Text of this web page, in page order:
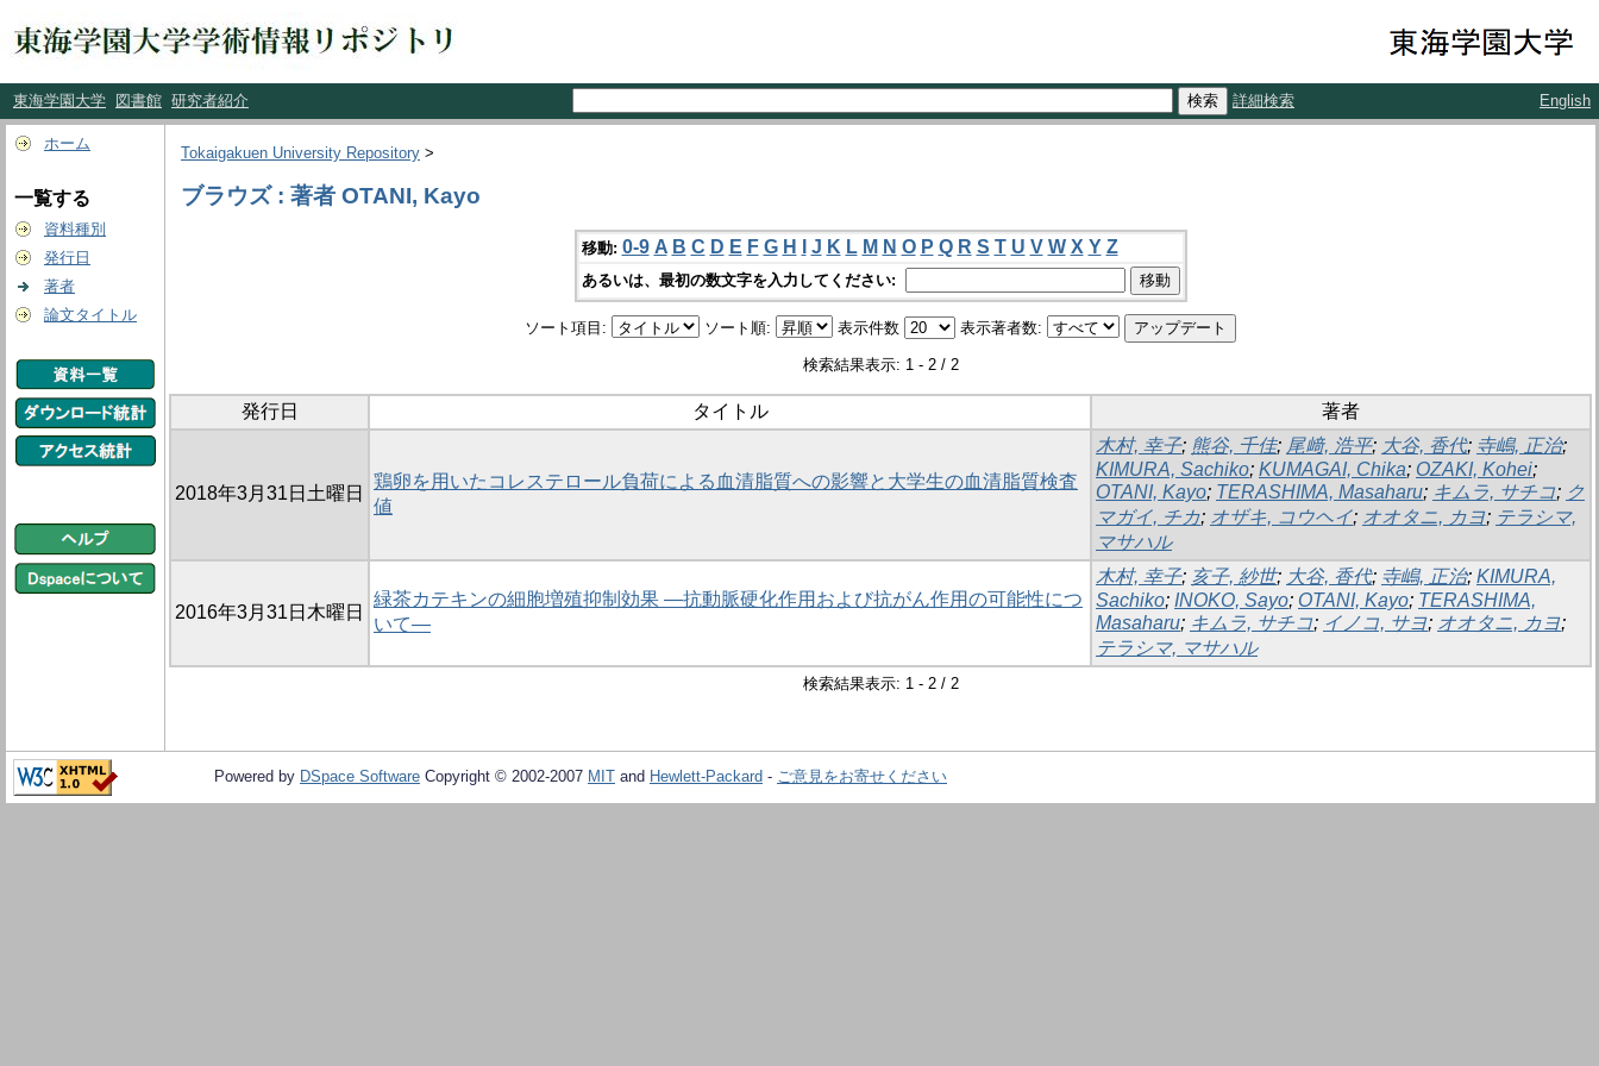
東海学園大学 図書館 研究者紹介 詳細検索 English
ホーム
一覧する
資料種別
発行日
著者
論文タイトル
Tokaigakuen University Repository >
ブラウズ : 著者 OTANI, Kayo
移動: 0-9 A B C D E F G H J K L M N O P Q R S T U V W X Y Z
あるいは、最初の数文字を入力してください:
ソート項目: ソート順: 表示件数 表示著者数:
検索結果表示: 1 - 2 / 2
発行日 タイトル 著者
2018年3月31日土曜日
鶏卵を用いたコレステロール負荷による血清脂質への影響と大学生の血清脂質検査
値
木村, 幸子; 熊谷, 千佳; 尾﨑, 浩平; 大谷, 香代; 寺嶋, 正治;
KIMURA, Sachiko; KUMAGAI, Chika; OZAKI, Kohei;
OTANI, Kayo; TERASHIMA, Masaharu; キムラ, サチコ; ク
マガイ, チカ; オザキ, コウヘイ; オオタニ, カヨ; テラシマ,
マサハル
2016年3月31日木曜日
緑茶カテキンの細胞増殖抑制効果 ―抗動脈硬化作用および抗がん作用の可能性につ
いて―
木村, 幸子; 亥子, 紗世; 大谷, 香代; 寺嶋, 正治; KIMURA,
Sachiko; INOKO, Sayo; OTANI, Kayo; TERASHIMA,
Masaharu; キムラ, サチコ; イノコ, サヨ; オオタニ, カヨ;
テラシマ, マサハル
検索結果表示: 1 - 2 / 2
Powered by DSpace Software Copyright © 2002-2007 MIT and Hewlett-Packard - ご意見をお寄せください